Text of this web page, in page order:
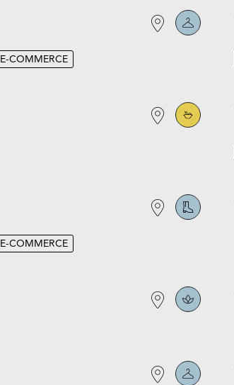
E-COMMERCE
E-COMMERCE